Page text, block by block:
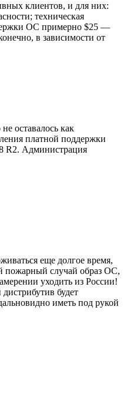
клиентов, и для них:
техническая
ОС примерно $25 —
в зависимости от
оставалось как
платной поддержки
R2. Администрация
еще долгое время,
пожарный случай образ ОС,
уходить из России!
будет
иметь под рукой